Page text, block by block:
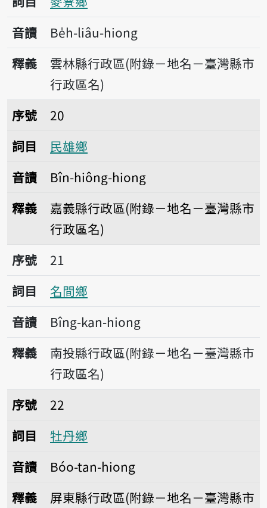
音讀
Be̍h-liâu-hiong
釋義
雲林縣行政區(附錄－地名－臺灣縣市
行政區名)
序號20民雄鄉
序號
20
詞目
民雄鄉
音讀
Bîn-hiông-hiong
釋義
嘉義縣行政區(附錄－地名－臺灣縣市
行政區名)
序號21名間鄉
序號
21
詞目
名間鄉
音讀
Bîng-kan-hiong
釋義
南投縣行政區(附錄－地名－臺灣縣市
行政區名)
序號22牡丹鄉
序號
22
詞目
牡丹鄉
音讀
Bóo-tan-hiong
釋義
屏東縣行政區(附錄－地名－臺灣縣市